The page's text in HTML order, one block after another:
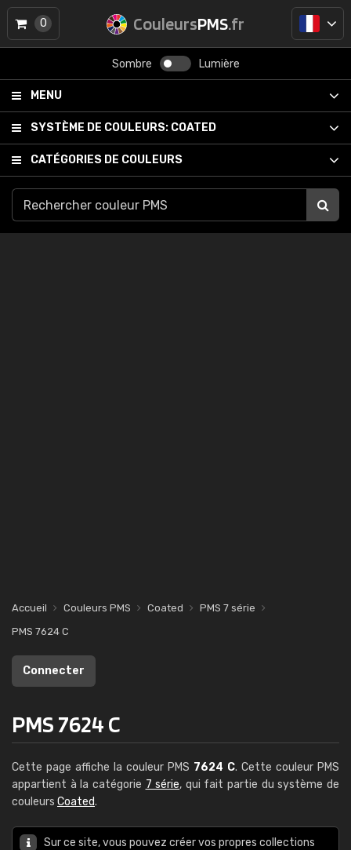
CouleursPMS.fr
Sombre Lumière
MENU
SYSTÈME DE COULEURS: COATED
CATÉGORIES DE COULEURS
0
Accueil Couleurs PMS Coated
PMS 7 série
PMS 7624 C
Connecter
PMS 7624 C
Cette page affiche la couleur PMS 7624 C. Cette couleur PMS
appartient à la catégorie 7 série, qui fait partie du système de
couleurs Coated.
Sur ce site, vous pouvez créer vos propres collections